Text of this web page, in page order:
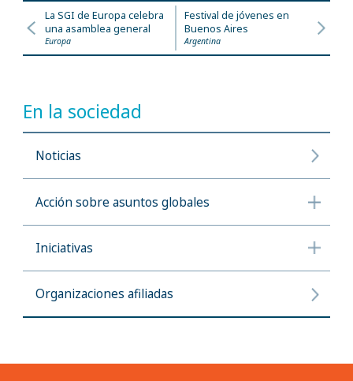
La SGI de Europa celebra
una asamblea general
Europa
Festival de jóvenes en
Buenos Aires
Argentina
En la sociedad
Noticias
Acción sobre asuntos globales
Iniciativas
Organizaciones afiliadas